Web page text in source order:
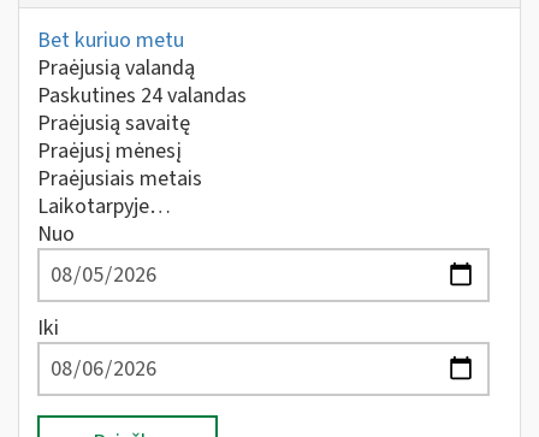
Bet kuriuo metu
Praėjusią valandą
Paskutines 24 valandas
Praėjusią savaitę
Praėjusį mėnesį
Praėjusiais metais
Laikotarpyje…
Nuo
Iki